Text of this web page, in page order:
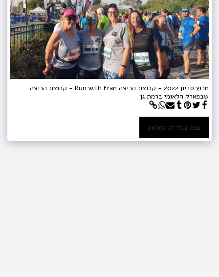
מרוץ סביון 2022 - קבוצת הריצה Run with Eran - קבוצת הריצה
שבפארק הלאומי ברמת גן
צפה בגלריה המלאה